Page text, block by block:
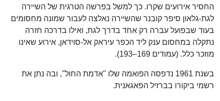
החסיר אירועים שקרו. כך למשל בפרשה הטרגית של השיירה
לגת-גלאון סיפר קובנר שהשיירה נאלצה לעבור שמונה מחסומים
בעוד שבפועל עברה רק אחד בדרך לגת, ואילו בדרכה חזרה
נתקלה במחסום ענק ליד הכפר עיראק אל-סוידאן, אירוע שאינו
מוזכר כלל. (עמודים 169–193).
בשנת 1961 נדפסה הפואמה שלו "אדמת החול", ובה נתן את
רשמי ביקורו בברזיל הפאגאנית.